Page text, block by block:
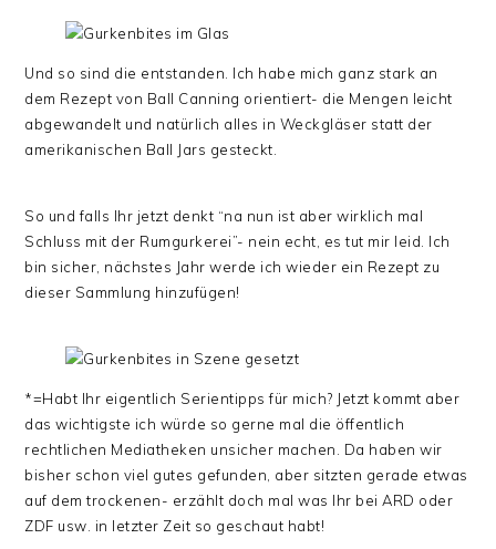
Und so sind die entstanden. Ich habe mich ganz stark an
dem Rezept von Ball Canning orientiert- die Mengen leicht
abgewandelt und natürlich alles in Weckgläser statt der
amerikanischen Ball Jars gesteckt.
So und falls Ihr jetzt denkt “na nun ist aber wirklich mal
Schluss mit der Rumgurkerei”- nein echt, es tut mir leid. Ich
bin sicher, nächstes Jahr werde ich wieder ein Rezept zu
dieser Sammlung hinzufügen!
*=Habt Ihr eigentlich Serientipps für mich? Jetzt kommt aber
das wichtigste ich würde so gerne mal die öffentlich
rechtlichen Mediatheken unsicher machen. Da haben wir
bisher schon viel gutes gefunden, aber sitzten gerade etwas
auf dem trockenen- erzählt doch mal was Ihr bei ARD oder
ZDF usw. in letzter Zeit so geschaut habt!